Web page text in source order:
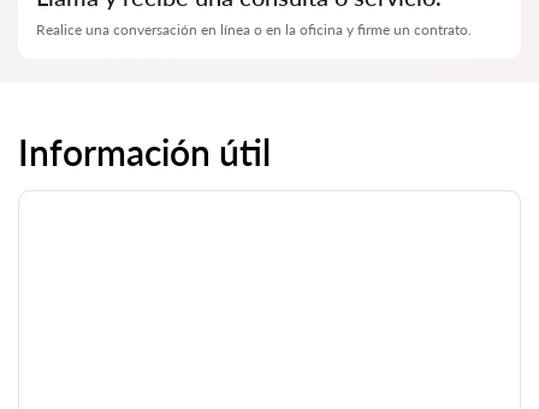
Realice una conversación en línea o en la oficina y firme un contrato.
Información útil